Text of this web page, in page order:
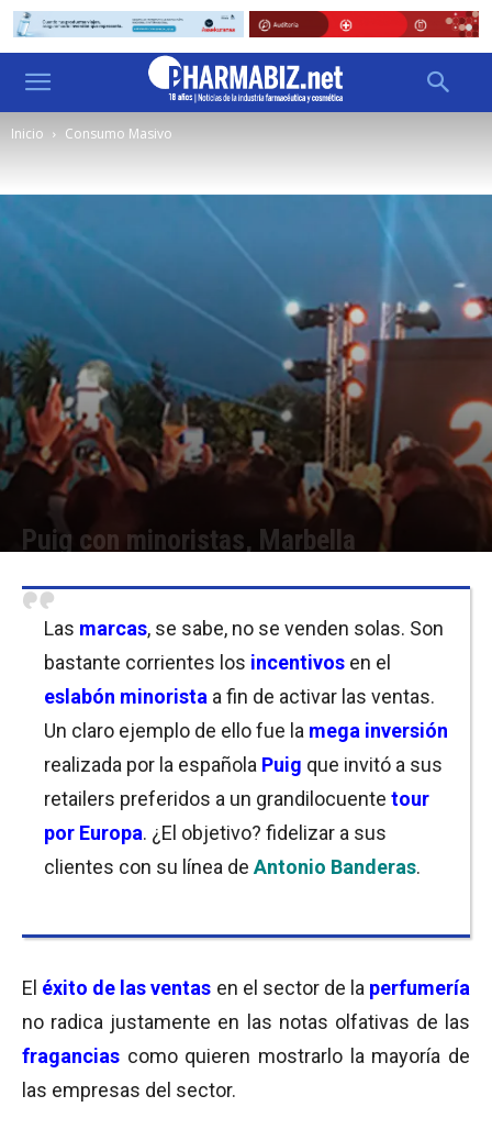
Inicio Consumo Masivo
Puig con minoristas, Marbella
Las marcas, se sabe, no se venden solas. Son
bastante corrientes los incentivos en el
eslabón minorista a fin de activar las ventas.
Un claro ejemplo de ello fue la mega inversión
realizada por la española Puig que invitó a sus
retailers preferidos a un grandilocuente tour
por Europa. ¿El objetivo? fidelizar a sus
clientes con su línea de Antonio Banderas.
El éxito de las ventas en el sector de la perfumería
no radica justamente en las notas olfativas de las
fragancias como quieren mostrarlo la mayoría de
las empresas del sector.